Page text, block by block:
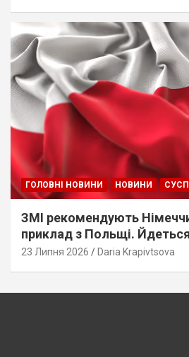
ГОЛОВНІ НОВИНИ НОВИНИ
ЗМІ рекомендують
приклад з Польщі.
до українців
23 Липня 2026 Daria Krapivtsova